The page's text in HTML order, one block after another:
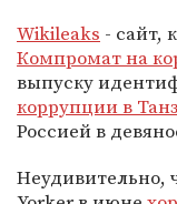
Wikileaks - сайт,
Компромат на
выпуску
коррупции в
Россией в
Неудивительно,